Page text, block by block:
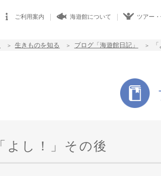
ご利用案内 海遊館について ツアー
生きものを知る ブログ「海遊館日記」
「よし！」その後